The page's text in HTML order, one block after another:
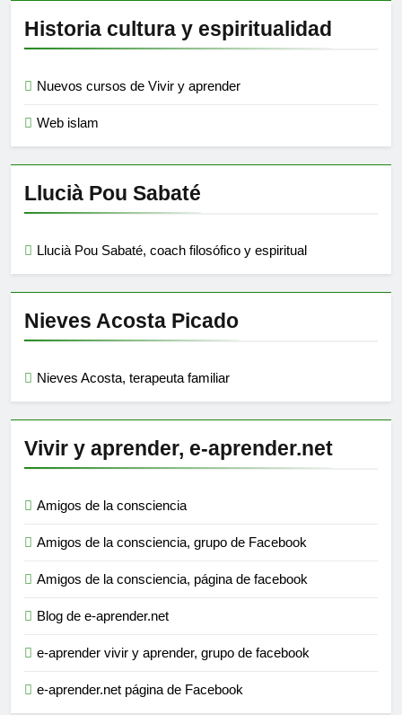
Historia cultura y espiritualidad
Nuevos cursos de Vivir y aprender
Web islam
Llucià Pou Sabaté
Llucià Pou Sabaté, coach filosófico y espiritual
Nieves Acosta Picado
Nieves Acosta, terapeuta familiar
Vivir y aprender, e-aprender.net
Amigos de la consciencia
Amigos de la consciencia, grupo de Facebook
Amigos de la consciencia, página de facebook
Blog de e-aprender.net
e-aprender vivir y aprender, grupo de facebook
e-aprender.net página de Facebook